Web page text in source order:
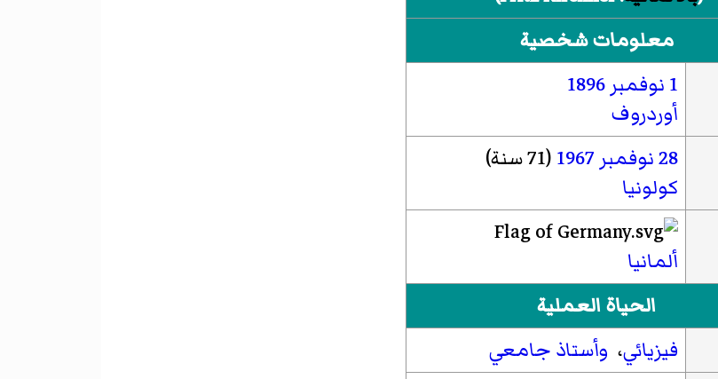
معلومات شخصية
1 نوفمبر
1896
أوردروف
28 نوفمبر 1967 (71 سنة)
كولونيا
ألمانيا
الحياة العملية
فيزيائي، وأستاذ جامعي